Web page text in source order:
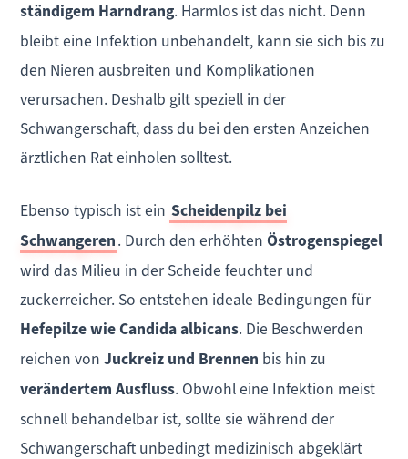
ständigem Harndrang. Harmlos ist das nicht. Denn
bleibt eine Infektion unbehandelt, kann sie sich bis zu
den Nieren ausbreiten und Komplikationen
verursachen. Deshalb gilt speziell in der
Schwangerschaft, dass du bei den ersten Anzeichen
ärztlichen Rat einholen solltest.
Ebenso typisch ist ein Scheidenpilz bei
Schwangeren. Durch den erhöhtenÖstrogenspiegel
wird das Milieu in der Scheide feuchter und
zuckerreicher. So entstehen ideale Bedingungen für
Hefepilze wie Candida albicans. Die Beschwerden
reichen vonJuckreiz und Brennen bis hin zu
verändertem Ausfluss. Obwohl eine Infektion meist
schnell behandelbar ist, sollte sie während der
Schwangerschaft unbedingt medizinisch abgeklärt